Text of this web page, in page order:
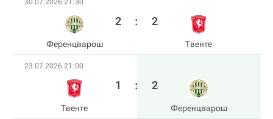
30.07.2026 21:30
Ференцварош
2 : 2
Твенте
23.07.2026 21:00
Твенте
1 : 2
Ференцварош